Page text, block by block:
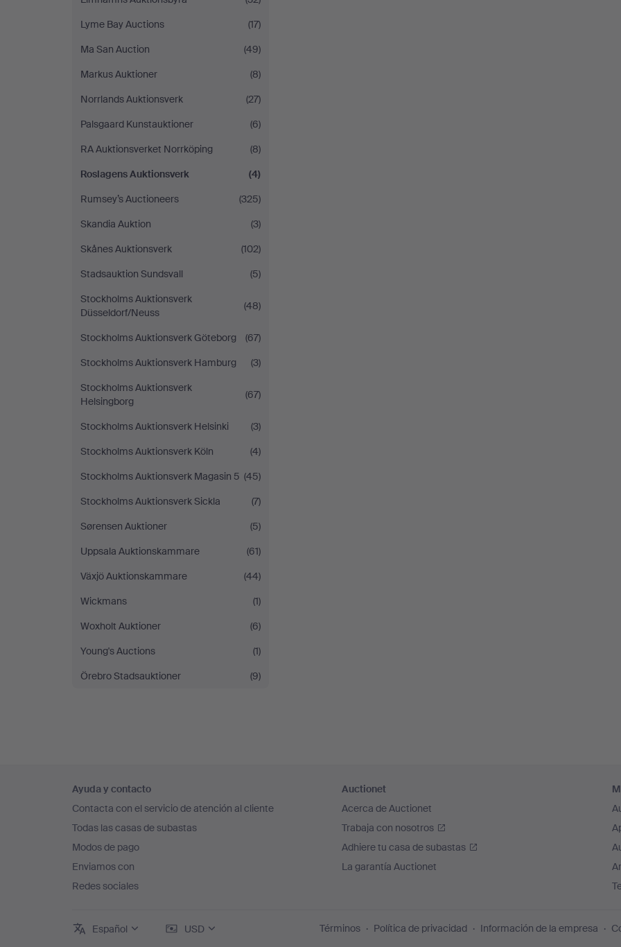
Lyme Bay Auctions
(17)
Ma San Auction
(49)
Markus Auktioner
(8)
Norrlands Auktionsverk
(27)
Palsgaard Kunstauktioner
(6)
RA Auktionsverket Norrköping
(8)
Roslagens Auktionsverk
(4)
Rumsey’s Auctioneers
(325)
Skandia Auktion
(3)
Skånes Auktionsverk
(102)
Stadsauktion Sundsvall
(5)
Stockholms Auktionsverk
Düsseldorf/Neuss
(48)
Stockholms Auktionsverk Göteborg
(67)
Stockholms Auktionsverk Hamburg
(3)
Stockholms Auktionsverk
Helsingborg
(67)
Stockholms Auktionsverk Helsinki
(3)
Stockholms Auktionsverk Köln
(4)
Stockholms Auktionsverk Magasin 5 (45)
Stockholms Auktionsverk Sickla
(7)
Sørensen Auktioner
(5)
Uppsala Auktionskammare
(61)
Växjö Auktionskammare
(44)
Wickmans
(1)
Woxholt Auktioner
(6)
Young's Auctions
(1)
Örebro Stadsauktioner
(9)
en
el
pie
de
página
Ayuda y contacto
Contacta con el servicio de atención al cliente
Todas las casas de subastas
Modos de pago
Enviamos con
Redes sociales
Auctionet
Acerca de Auctionet
Trabaja con nosotros
Adhiere tu casa de subastas
La garantía Auctionet
Español USD Términos Política de privacidad Información de la empresa